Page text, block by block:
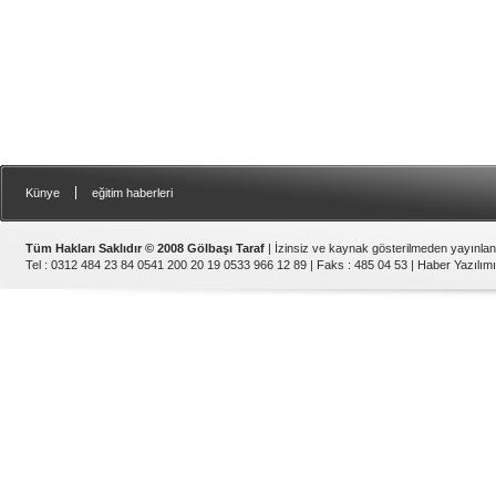
Künye eğitim haberleri
Tüm Hakları Saklıdır © 2008 Gölbaşı Taraf | İzinsiz ve kaynak gösterilmeden
Tel : 0312 484 23 84 0541 200 20 19 0533 966 12 89 | Faks : 485 04 53 | Haber Yazılımı